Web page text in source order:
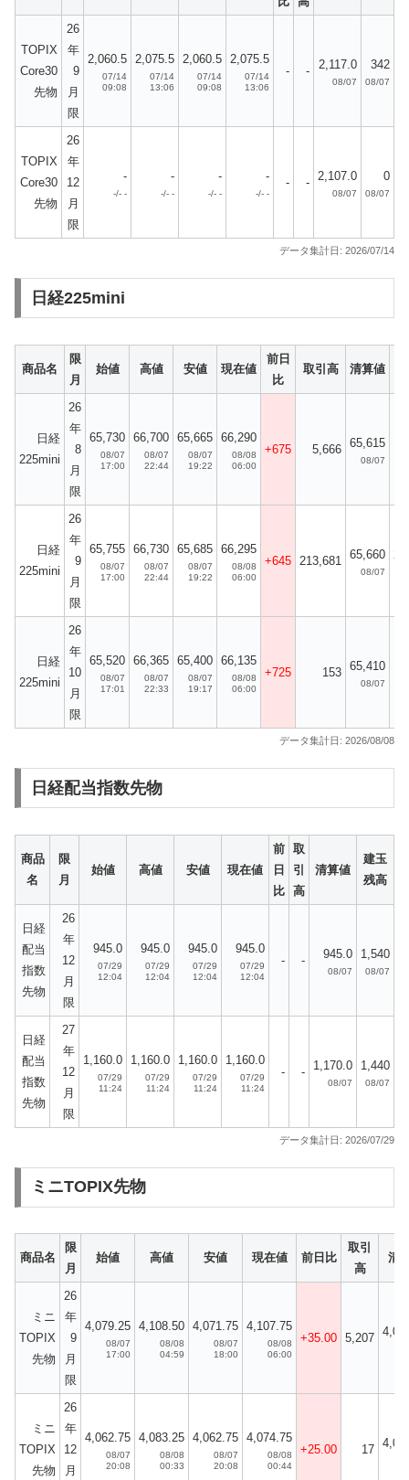
TOPIX
Core30
先物
26
年
9
月
限
2,060.5
07/14
09:08
2,075.5
07/14
13:06
2,060.5
07/14
09:08
2,075.5
07/14
13:06
- - 2,117.0
08/07
342
08/07
TOPIX
Core30
先物
26
年
12
月
限
-
-/- -
-
-/- -
-
-/- -
-
-/- -
- - 2,107.0
08/07
0
08/07
データ集計日: 2026/07/14
日経225mini
商品名
限
月
始値 高値 安値 現在値
前日
比
取引高 清算値
日経
225mini
26
年
8
月
限
65,730
08/07
17:00
66,700
08/07
22:44
65,665
08/07
19:22
66,290
08/08
06:00
+675 5,666 65,615
08/07
日経
225mini
26
年
9
月
限
65,755
08/07
17:00
66,730
08/07
22:44
65,685
08/07
19:22
66,295
08/08
06:00
+645 213,681 65,660
08/07
日経
225mini
26
年
10
月
限
65,520
08/07
17:01
66,365
08/07
22:33
65,400
08/07
19:17
66,135
08/08
06:00
+725 153 65,410
08/07
データ集計日: 2026/08/08
日経配当指数先物
商品
名
限
月
始値 高値 安値 現在値
前
日
比
取
引
高
清算値
建玉
残高
日経
配当
指数
先物
26
年
12
月
限
945.0
07/29
12:04
945.0
07/29
12:04
945.0
07/29
12:04
945.0
07/29
12:04
- - 945.0
08/07
1,540
08/07
日経
配当
指数
先物
27
年
12
月
限
1,160.0
07/29
11:24
1,160.0
07/29
11:24
1,160.0
07/29
11:24
1,160.0
07/29
11:24
- - 1,170.0
08/07
1,440
08/07
データ集計日: 2026/07/29
ミニTOPIX先物
商品名
限
月
始値 高値 安値 現在値 前日比
取引
高
清
ミニ
TOPIX
先物
26
年
9
月
限
4,079.25
08/07
17:00
4,108.50
08/08
04:59
4,071.75
08/07
18:00
4,107.75
08/08
06:00
+35.00 5,207
ミニ
TOPIX
先物
26
年
12
月
4,062.75
08/07
20:08
4,083.25
08/08
00:33
4,062.75
08/07
20:08
4,074.75
08/08
00:44
+25.00 17